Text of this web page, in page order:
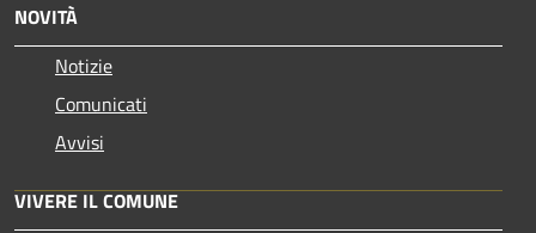
NOVITÀ
Notizie
Comunicati
Avvisi
VIVERE IL COMUNE